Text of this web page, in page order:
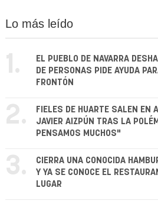
Lo más leído
1.
EL PUEBLO DE NAVARRA
DE PERSONAS PIDE AYUDA
FRONTÓN
2.
FIELES DE HUARTE SALEN EN
JAVIER AIZPÚN TRAS LA
PENSAMOS MUCHOS"
3.
CIERRA UNA CONOCIDA
Y YA SE CONOCE EL
LUGAR